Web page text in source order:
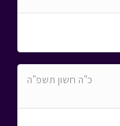
כ"ה חשון תשפ"ה